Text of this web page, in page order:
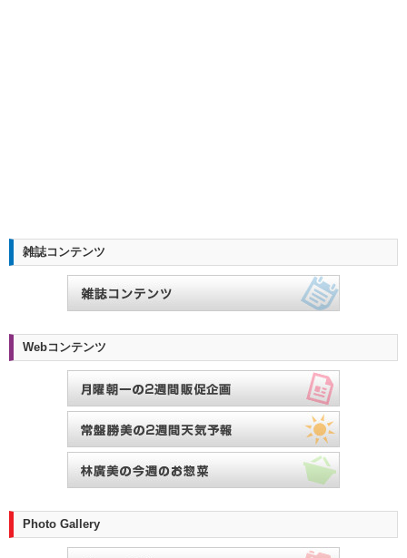
雑誌コンテンツ
Webコンテンツ
Photo Gallery